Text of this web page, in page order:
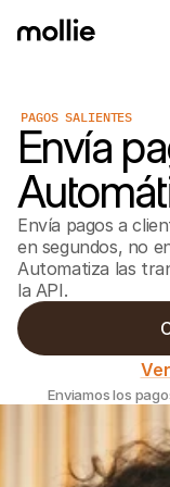
PAGOS SALIENTES
Envía
Envía pagos a
en segundos, no
Automatiza las
la API.
Enviamos los
Socios
Descubre nuestro